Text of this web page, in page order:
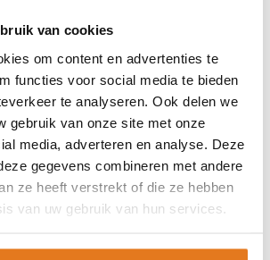
van cookies
om content en advertenties te
functies voor social media te bieden
te analyseren. Ook delen we
gebruik van onze site met onze
media, adverteren en analyse. Deze
gegevens combineren met andere
ze heeft verstrekt of die ze hebben
van uw gebruik van hun services.